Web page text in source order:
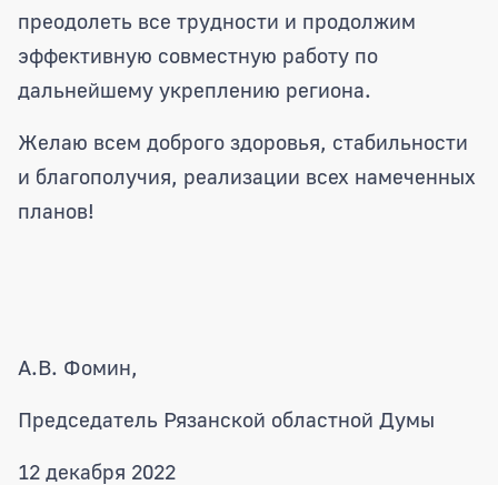
преодолеть все трудности и продолжим
эффективную совместную работу по
дальнейшему укреплению региона.
Желаю всем доброго здоровья, стабильности
и благополучия, реализации всех намеченных
планов!
А.В. Фомин,
Председатель Рязанской областной Думы
12 декабря 2022